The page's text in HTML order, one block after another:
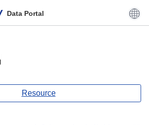
Data Portal
Resource